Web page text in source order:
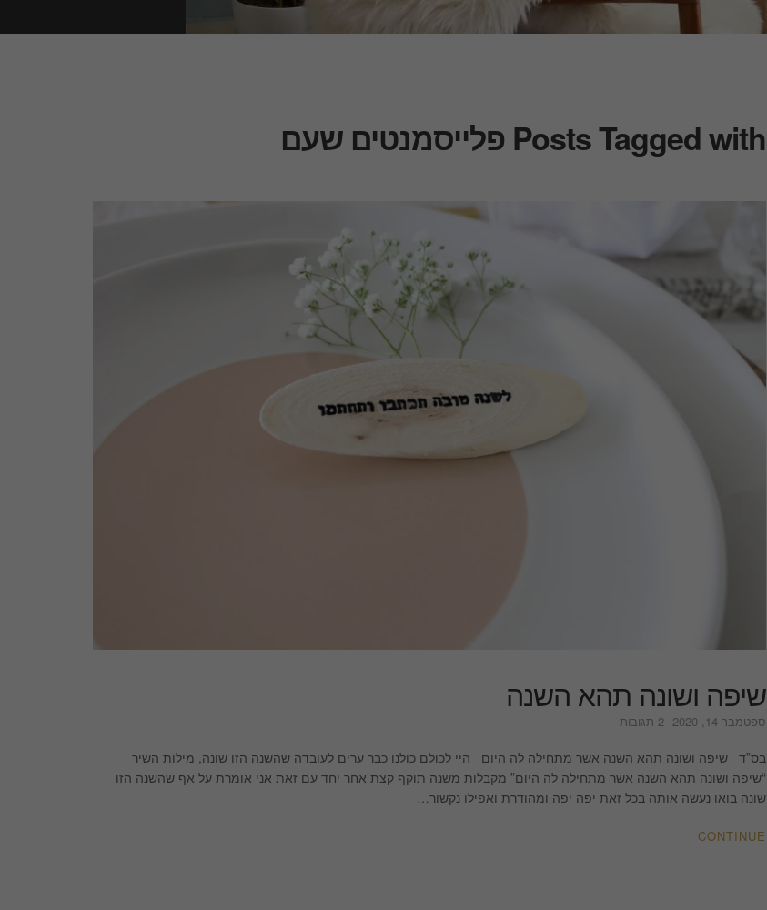
Posts Tagged with פלייסמנטים שעם
שיפה ושונה תהא השנה
ספטמבר 14, 2020 2 תגובות
ושונה
תהא
השנה
בס”ד שיפה ושונה תהא השנה אשר מתחילה לה היום היי לכולם כולנו כבר ערים לעובדה שהשנה הזו שונה, מילות השיר
“שיפה ושונה תהא השנה אשר מתחילה לה היום” מקבלות משנה תוקף קצת אחר יחד עם זאת אני אומרת על אף שהשנה הזו
שונה בואו נעשה אותה בכל זאת יפה יפה ומהודרת ואפילו נקשור…
CONTINUE